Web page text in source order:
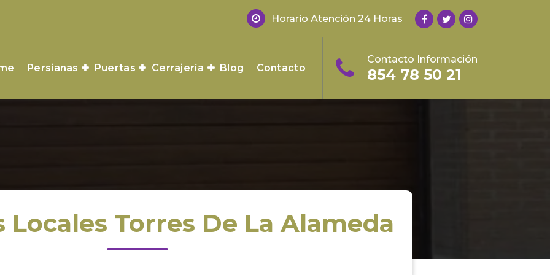
Horario Atención 24 Horas
Persianas Puertas Cerrajería Blog Contacto
Contacto Información
854 78 50 21
Locales Torres De La Alameda